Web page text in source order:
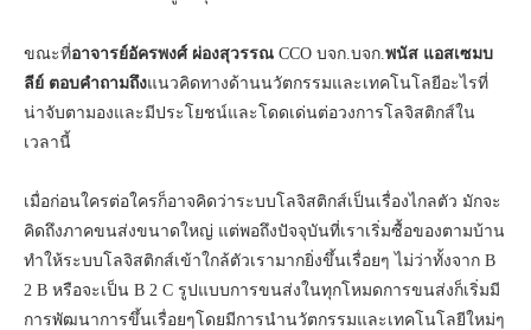
ขณะที่อาจารย์อัครพงศ์ ผ่องสุวรรณ CCO บจก.บจก. พนัส แอสเซมบ
ลีย์ ตอบคำถามถึงแนวคิดทางด้านนวัตกรรมและเทคโนโลยีอะไรที่
น่าจับตามองและมีประโยชน์และโดดเด่นต่อวงการโลจิสติกส์ใน
เวลานี้
เมื่อก่อนใครต่อใครก็อาจคิดว่าระบบโลจิสติกส์เป็นเรื่องไกลตัว มักจะ
คิดถึงภาคขนส่งขนาดใหญ่ แต่พอถึงปัจจุบันที่เราเริ่มซื้อของตามบ้าน
ทำให้ระบบโลจิสติกส์เข้าใกล้ตัวเรามากยิ่งขึ้นเรื่อยๆ ไม่ว่าทั้งจาก B
2 B หรือจะเป็น B 2 C รูปแบบการขนส่งในทุกโหมดการขนส่งก็เริ่มมี
การพัฒนาการขึ้นเรื่อยๆโดยมีการนำนวัตกรรมและเทคโนโลยีใหม่ๆ